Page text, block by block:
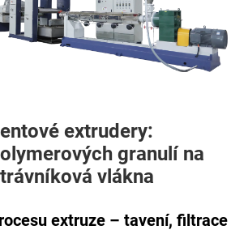
extrudery:
granulí na
vlákna
extruze – tavení, filtrace